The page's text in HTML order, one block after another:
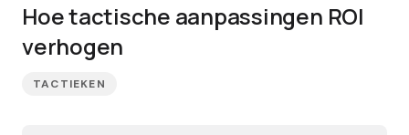
Hoe tactische aanpassingen ROI
verhogen
TACTIEKEN